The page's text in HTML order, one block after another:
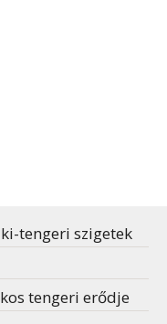
tengeri szigetek
tengeri erődje